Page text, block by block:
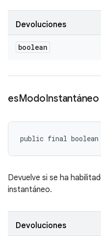
Devoluciones
boolean
esModoInstantáneo
public final boolean
Devuelve si se ha
instantáneo.
Devoluciones